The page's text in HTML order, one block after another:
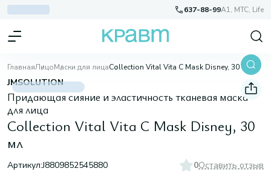
637-88-99A1, МТС, Life
ГлавнаяЛицоМаски для лицаCollection Vital Vita C Mask Disney, 30 мл
JMSOLUTION
Придающая сияние и эластичность тканевая маска
для лица
Collection Vital Vita C Mask Disney, 30
мл
Артикул:J8809852545880 0Оставить отзыв